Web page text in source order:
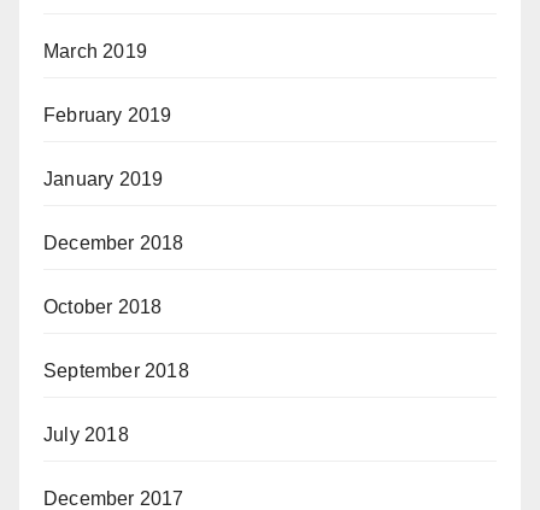
March 2019
February 2019
January 2019
December 2018
October 2018
September 2018
July 2018
December 2017